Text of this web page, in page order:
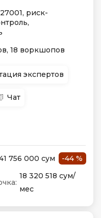
риск-
18 воркшопов
экспертов
Чат
756 000 сум -44 %
18 320 518 сум/
мес